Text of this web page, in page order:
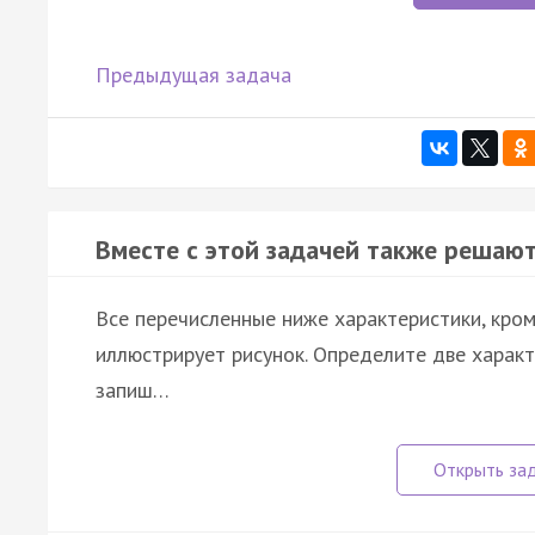
Предыдущая задача
Вместе с этой задачей также
Все перечисленные ниже характеристики,
иллюстрирует рисунок. Определите две
запиш…